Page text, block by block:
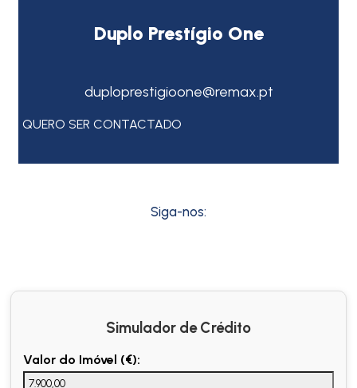
Duplo Prestígio One
duploprestigioone@remax.pt
QUERO SER CONTACTADO
Siga-nos:
Simulador de Crédito
Valor do Imóvel (€):